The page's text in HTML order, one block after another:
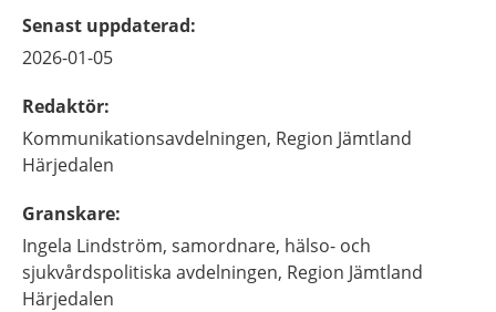
Senast uppdaterad:
2026-01-05
Redaktör:
Kommunikationsavdelningen, Region Jämtland
Härjedalen
Granskare:
Ingela Lindström, samordnare, hälso- och
sjukvårdspolitiska avdelningen, Region Jämtland
Härjedalen